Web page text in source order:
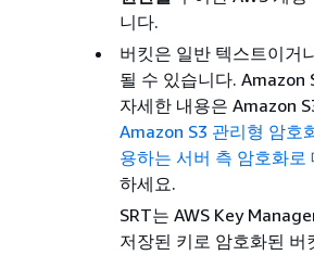
니다.
버킷은 일반 텍스트이거
될 수 있습니다. Amazon
자세한 내용은 Amazon
Amazon S3 관리형 암호
용하는 서버 측 암호화로
하세요.
SRT는 AWS Key
저장된 키로 암호화된 버